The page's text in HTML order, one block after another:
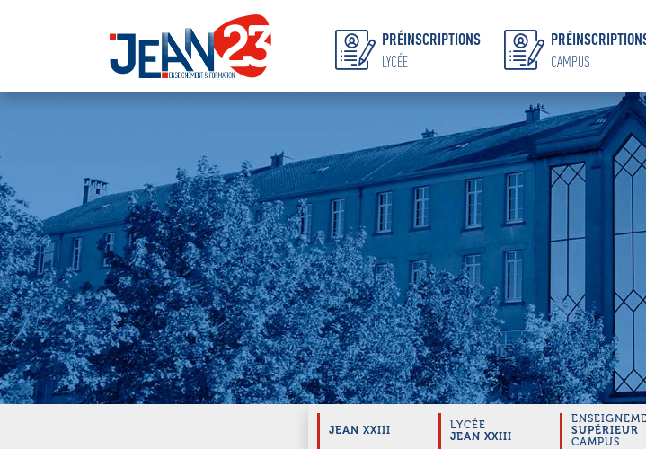
PRÉINSCRIPTIONS
LYCÉE CAMPUS
Hit enter to search or ESC to close
JEAN XXIII
LYCÉE
JEAN XXIII
SUPÉRIEUR
CAMPUS